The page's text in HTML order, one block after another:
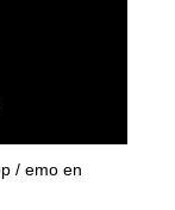
/ emo en